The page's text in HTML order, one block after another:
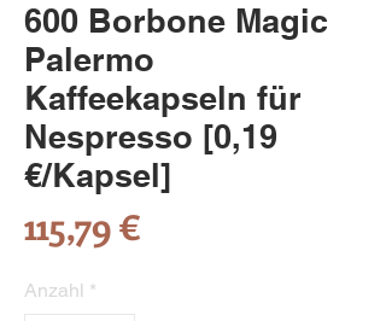
600 Borbone Magic
Palermo
Kaffeekapseln für
Nespresso [0,19
€/Kapsel]
115,79 €
Anzahl *